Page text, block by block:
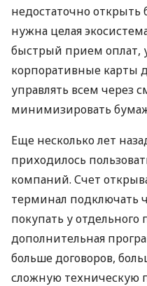
недостаточно открыть
нужна целая
быстрый прием оплат,
корпоративные карты
управлять всем через
минимизировать
Еще несколько лет
приходилось
компаний. Счет
терминал подключать
покупать у
дополнительная
больше договоров,
сложную